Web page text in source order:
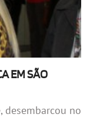
EM SÃO
desembarcou no